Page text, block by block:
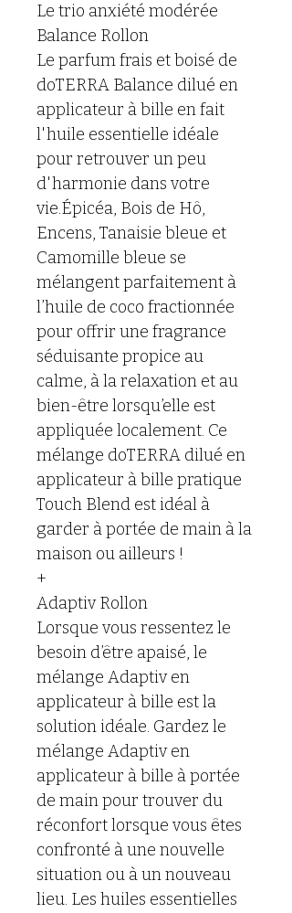
Le trio anxiété modérée
Balance Rollon
Le parfum frais et boisé de
doTERRA Balance dilué en
applicateur à bille en fait
l'huile essentielle idéale
pour retrouver un peu
d'harmonie dans votre
vie.Épicéa, Bois de Hô,
Encens, Tanaisie bleue et
Camomille bleue se
mélangent parfaitement à
l’huile de coco fractionnée
pour offrir une fragrance
séduisante propice au
calme, à la relaxation et au
bien-être lorsqu’elle est
appliquée localement. Ce
mélange doTERRA dilué en
applicateur à bille pratique
Touch Blend est idéal à
garder à portée de main à la
maison ou ailleurs !
+
Adaptiv Rollon
Lorsque vous ressentez le
besoin d’être apaisé, le
mélange Adaptiv en
applicateur à bille est la
solution idéale. Gardez le
mélange Adaptiv en
applicateur à bille à portée
de main pour trouver du
réconfort lorsque vous êtes
confronté à une nouvelle
situation ou à un nouveau
lieu. Les huiles essentielles